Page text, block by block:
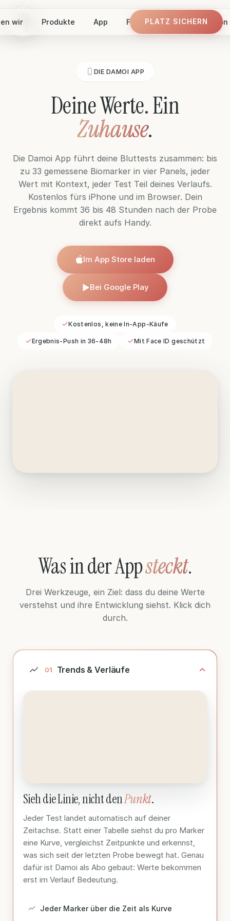
wir Produkte App Finde dein Panel Vision
PLATZ SICHERN
DIE DAMOI APP
Deine Werte. Ein
Zuhause.
Die Damoi App führt deine Bluttests zusammen: bis
zu 33 gemessene Biomarker in vier Panels, jeder
Wert mit Kontext, jeder Test Teil deines Verlaufs.
Kostenlos fürs iPhone und im Browser. Dein
Ergebnis kommt 36 bis 48 Stunden nach der Probe
direkt aufs Handy.
Im App Store laden
Bei Google Play
Kostenlos, keine In-App-Käufe
Ergebnis-Push in 36-48h Mit Face ID geschützt
Wasin der Appsteckt.
Drei Werkzeuge, ein Ziel: dass du deine Werte
verstehst und ihre Entwicklung siehst. Klick dich
durch.
01 Trends & Verläufe
Sieh die Linie, nicht denPunkt.
Jeder Test landet automatisch auf deiner
Zeitachse. Statt einer Tabelle siehst du pro Marker
eine Kurve, vergleichst Zeitpunkte und erkennst,
was sich seit der letzten Probe bewegt hat. Genau
dafür ist Damoi als Abo gebaut: Werte bekommen
erst im Verlauf Bedeutung.
Jeder Marker über die Zeit als Kurve